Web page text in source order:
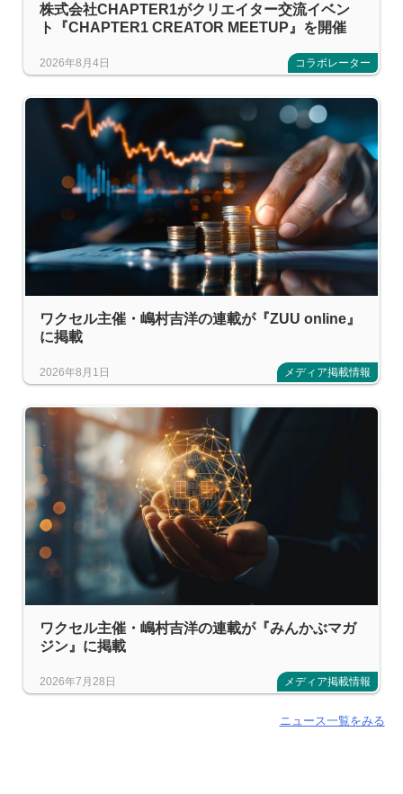
株式会社CHAPTER1がクリエイター交流イベン
ト『CHAPTER1 CREATOR MEETUP』を開催
2026年8月4日 コラボレーター
ワクセル主催・嶋村吉洋の連載が『ZUU online』
に掲載
2026年8月1日 メディア掲載情報
ワクセル主催・嶋村吉洋の連載が『みんかぶマガ
ジン』に掲載
2026年7月28日 メディア掲載情報
ニュース一覧をみる